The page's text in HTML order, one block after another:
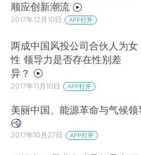
顺应创新潮流
2017年12月10日 APP打开
两成中国风投公司合伙人为女
性 领导力是否存在性别差
异？
2017年11月10日 APP打开
美丽中国、能源革命与气候
2017年10月27日 APP打开